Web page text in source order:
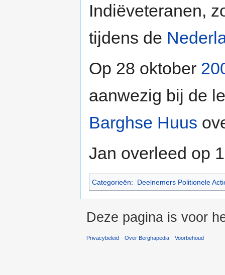
Indiëveteranen,
tijdens de
Op 28 oktober
aanwezig bij de
Barghse Huus
Jan overleed op
Categorieën: Deelnemers Politionele
Deze pagina is voor
Privacybeleid Over Berghapedia Voorbehoud